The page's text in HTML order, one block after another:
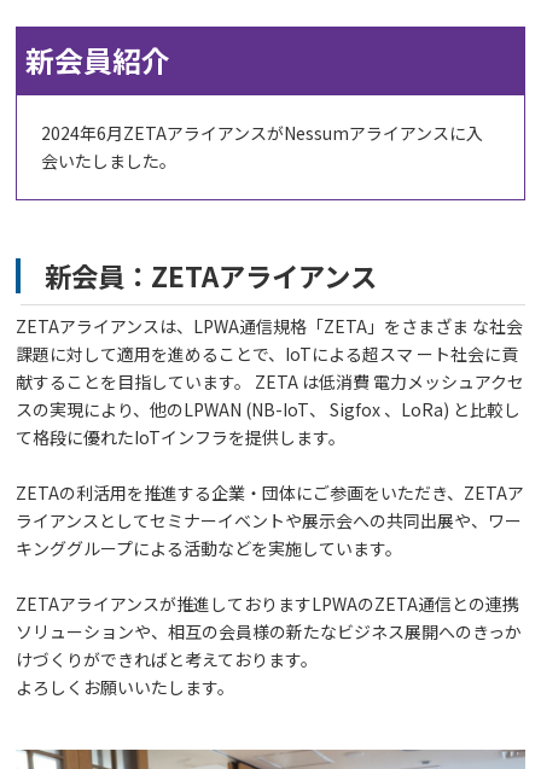
新会員紹介
2024年6月ZETAアライアンスがNessumアライアンスに入
会いたしました。
新会員：ZETAアライアンス
ZETAアライアンスは、LPWA通信規格「ZETA」をさまざま な社会
課題に対して適用を進めることで、IoTによる超スマ ート社会に貢
献することを目指しています。 ZETA は低消費 電力メッシュアクセ
スの実現により、他のLPWAN (NB-IoT、 Sigfox 、LoRa) と比較し
て格段に優れたIoTインフラを提供します。
ZETAの利活用を推進する企業・団体にご参画をいただき、ZETAア
ライアンスとしてセミナーイベントや展示会への共同出展や、ワー
キンググループによる活動などを実施しています。
ZETAアライアンスが推進しておりますLPWAのZETA通信との連携
ソリューションや、相互の会員様の新たなビジネス展開へのきっか
けづくりができればと考えております。
よろしくお願いいたします。